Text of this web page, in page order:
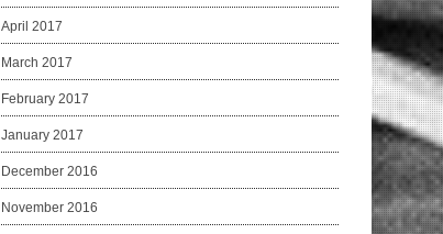
April 2017
March 2017
February 2017
January 2017
December 2016
November 2016